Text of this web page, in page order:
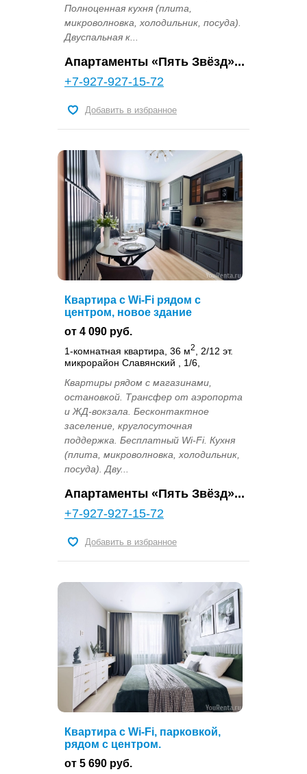
Полноценная кухня (плита,
микроволновка, холодильник, посуда).
Двуспальная к...
Апартаменты «Пять Звёзд»...
+7-927-927-15-72
Добавить в избранное
Квартира с Wi-Fi рядом с
центром, новое здание
от 4 090 руб.
1-комнатная квартира, 36 м2
, 2/12 эт.
микрорайон Славянский , 1/6,
Квартиры рядом с магазинами,
остановкой. Трансфер от аэропорта
и ЖД-вокзала. Бесконтактное
заселение, круглосуточная
поддержка. Бесплатный Wi-Fi. Кухня
(плита, микроволновка, холодильник,
посуда). Дву...
Апартаменты «Пять Звёзд»...
+7-927-927-15-72
Добавить в избранное
Квартира с Wi-Fi, парковкой,
рядом с центром.
от 5 690 руб.